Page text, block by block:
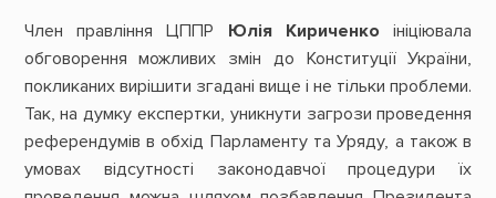
Член правління ЦППР Юлія Кириченко ініціювала
обговорення можливих змін до Конституції України,
покликаних вирішити згадані вище і не тільки проблеми.
Так, на думку експертки, уникнути загрози проведення
референдумів в обхід Парламенту та Уряду, а також в
умовах відсутності законодавчої процедури їх